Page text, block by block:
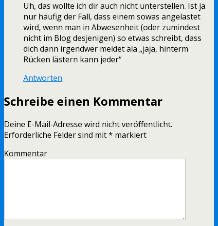
Uh, das wollte ich dir auch nicht unterstellen. Ist ja
nur häufig der Fall, dass einem sowas angelastet
wird, wenn man in Abwesenheit (oder zumindest
nicht im Blog desjenigen) so etwas schreibt, dass
dich dann irgendwer meldet ala „jaja, hinterm
Rücken lästern kann jeder“
Antworten
Schreibe einen Kommentar
Deine E-Mail-Adresse wird nicht veröffentlicht.
Erforderliche Felder sind mit* markiert
Kommentar